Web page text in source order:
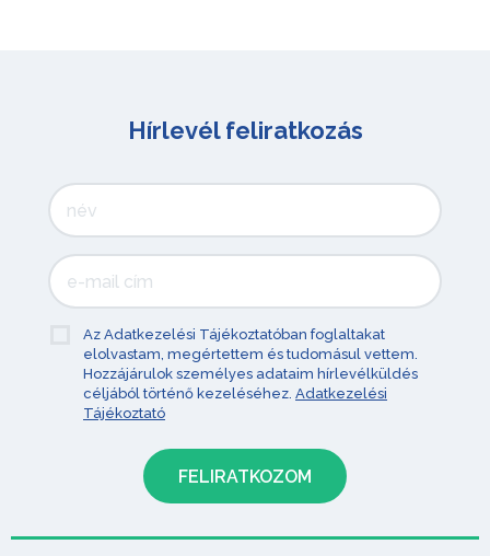
Hírlevél feliratkozás
Az Adatkezelési Tájékoztatóban foglaltakat
elolvastam, megértettem és tudomásul vettem.
Hozzájárulok személyes adataim hírlevélküldés
céljából történő kezeléséhez. Adatkezelési
Tájékoztató